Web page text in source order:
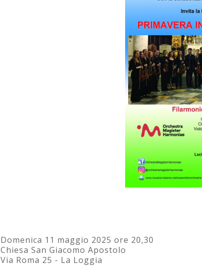
Domenica 11 maggio 2025 ore 20,30
Chiesa San Giacomo Apostolo
Via Roma 25 - La Loggia